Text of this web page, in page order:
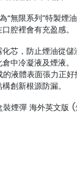
“無限系列”特製煙
腔裡會有充盈感。
芯，防止煙油從儲
倉中冷凝液及煙液
液體表面張力正
創新根源防漏。
裝煙彈 海外英文版